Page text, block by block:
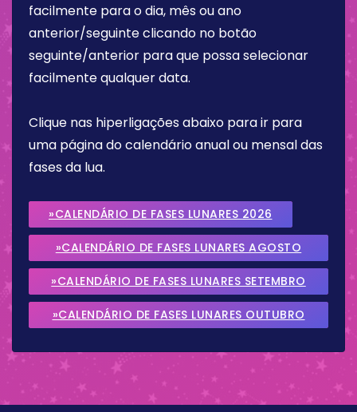
facilmente para o dia, mês ou ano
anterior/seguinte clicando no botão
seguinte/anterior para que possa selecionar
facilmente qualquer data.
Clique nas hiperligações abaixo para ir para
uma página do calendário anual ou mensal das
fases da lua.
»CALENDÁRIO DE FASES LUNARES 2026
»CALENDÁRIO DE FASES LUNARES AGOSTO
2026
»CALENDÁRIO DE FASES LUNARES SETEMBRO
2026
»CALENDÁRIO DE FASES LUNARES OUTUBRO